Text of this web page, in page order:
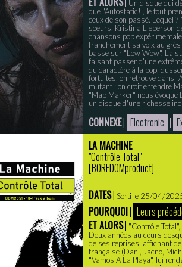
Un disque qui
que "Autostatic!", le tout
ceux de son passé. Lequel
soeurs, Kristina Lieberson
chansons pop
franchement sa voix au
basse sur "Low Wow". La
faisant passer d’une
du caractère à la pop,
fortuites, on retrouve dans
mutant : on croit entendre
"Map Marker" nous évoque
un disque d'une richesse
CONNEXE| Electronic |
LA MACHINE
"Contrôle Total"
[BOREDOMproduct]
DATES| Sorti le 25/04/
POURQUOI| Leurs
ET ALORS| "Contrôle
Deux années au cours
de ses reprises, affichant
française (Dani, Jacno,
"Vamos A La Playa", lui